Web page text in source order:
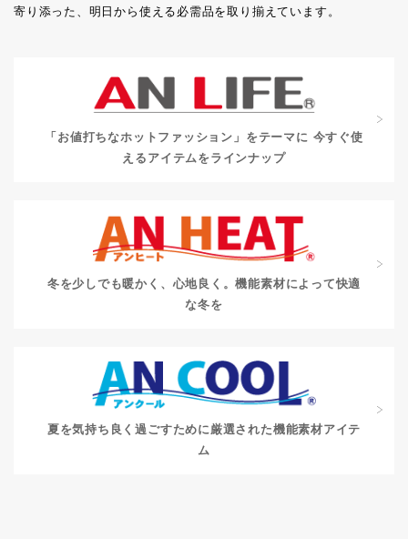
寄り添った、明日から使える必需品を取り揃えています。
「お値打ちなホットファッション」をテーマに 今すぐ使
えるアイテムをラインナップ
冬を少しでも暖かく、心地良く。機能素材によって快適
な冬を
夏を気持ち良く過ごすために 厳選された機能素材アイテ
ム